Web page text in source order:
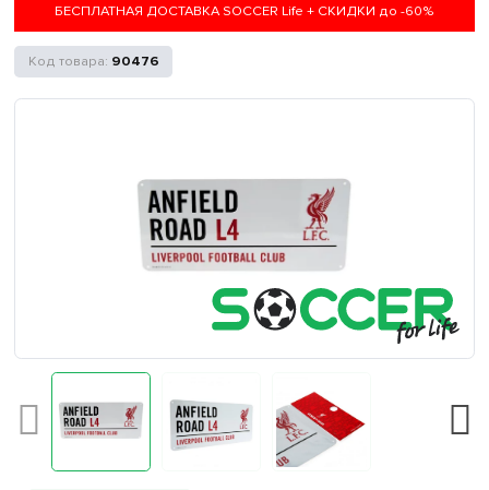
БЕСПЛАТНАЯ ДОСТАВКА SOCCER Life + СКИДКИ до -60%
90476